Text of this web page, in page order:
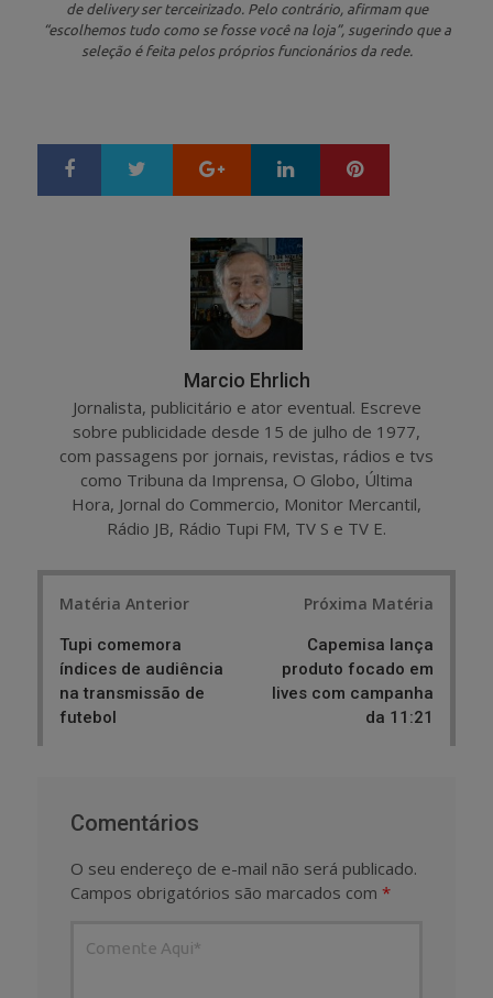
de delivery ser terceirizado. Pelo contrário, afirmam que
“escolhemos tudo como se fosse você na loja”, sugerindo que a
seleção é feita pelos próprios funcionários da rede.
Google+ LinkedIn
Marcio Ehrlich
Jornalista, publicitário e ator eventual. Escreve
sobre publicidade desde 15 de julho de 1977,
com passagens por jornais, revistas, rádios e tvs
como Tribuna da Imprensa, O Globo, Última
Hora, Jornal do Commercio, Monitor Mercantil,
Rádio JB, Rádio Tupi FM, TV S e TV E.
Matéria Anterior
Tupi comemora
índices de audiência
na transmissão de
futebol
Próxima Matéria
Capemisa lança
produto focado em
lives com campanha
da 11:21
Comentários
O seu endereço de e-mail não será publicado.
Campos obrigatórios são marcados com *